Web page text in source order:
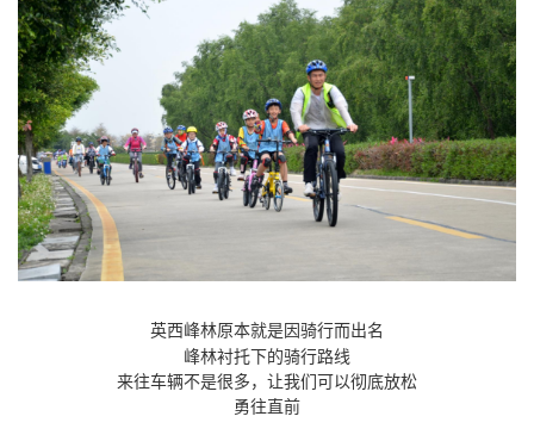
英西峰林原本就是因骑行而出名
峰林衬托下的骑行路线
来往车辆不是很多，让我们可以彻底放松
勇往直前